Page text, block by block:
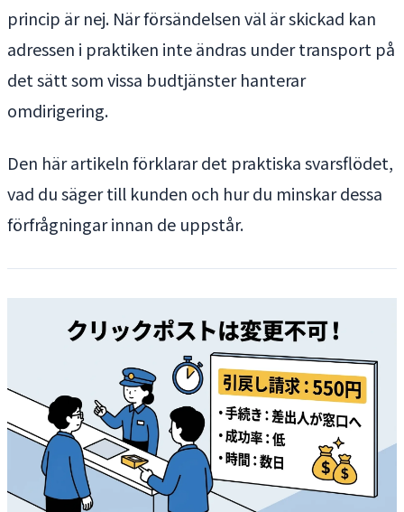
princip är nej. När försändelsen väl är skickad kan
adressen i praktiken inte ändras under transport på
det sätt som vissa budtjänster hanterar
omdirigering.
Den här artikeln förklarar det praktiska svarsflödet,
vad du säger till kunden och hur du minskar dessa
förfrågningar innan de uppstår.